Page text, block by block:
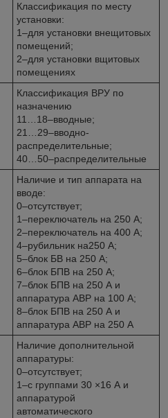
Классификация по месту
установки:
1–для установки внещитовых
помещений;
2–для установки вщитовых
помещениях
Классификация ВРУ по
назначению
11…18–вводные;
21…29–вводно-
распределительные;
40…50–распределительные
Наличие и тип аппарата на
вводе:
0–отсутствует;
1–переключатель на 250 А;
2–переключатель на 400 А;
4–рубильник на250 А;
5–блок БВ на 250 А;
6–блок БПВ на 250 А;
7–блок БПВ на 250 А и
аппаратура АВР на 100 А;
8–блок БПВ на 250 А и
аппаратура АВР на 250 А
Наличие дополнительной
аппаратуры:
0–отсутствует;
1–с группами 30 ×16 А и
аппаратурой
автоматического